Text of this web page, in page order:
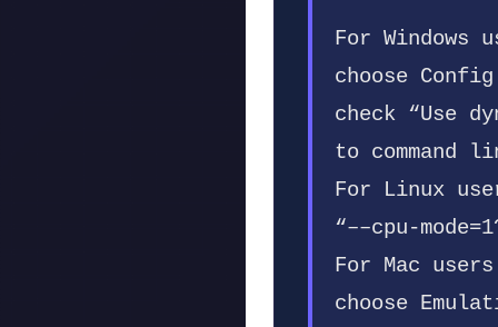
For Windows
choose
check “Use
to command
For Linux
“––cpu-
For Mac
choose